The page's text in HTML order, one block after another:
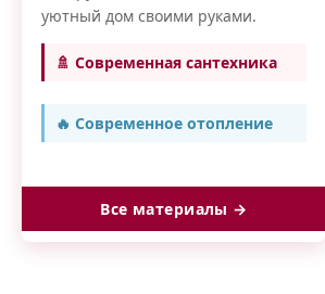
уютный дом своими руками.
🚿 Современная сантехника
🔥 Современное отопление
Все материалы →